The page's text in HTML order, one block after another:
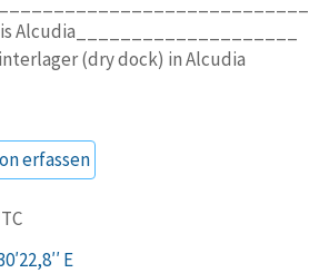
Alcudia____________________
(dry dock) in Alcudia
erfassen
E